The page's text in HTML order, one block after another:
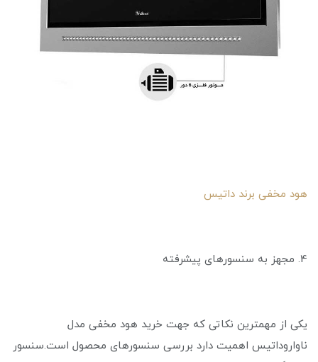
هود مخفی برند داتیس
4. مجهز به سنسورهای پیشرفته
یکی از مهمترین نکاتی که جهت خرید هود مخفی مدل
ناواروداتیس اهمیت دارد بررسی سنسورهای محصول است.سنسور